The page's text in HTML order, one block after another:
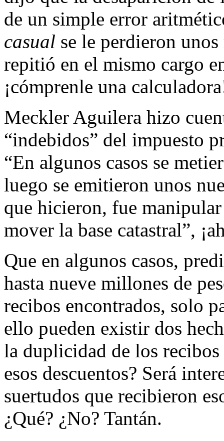
de un simple error
casual se le perdieron
repitió en el mismo cargo
¡cómprenle una
Meckler Aguilera hizo
“indebidos” del impuesto
“En algunos casos se
luego se emitieron unos
que hicieron, fue manipular
mover la base catastral”,
Que en algunos casos,
hasta nueve millones de
recibos encontrados, solo
ello pueden existir dos
la duplicidad de los
esos descuentos? Será
suertudos que recibieron
¿Qué? ¿No? Tantán.